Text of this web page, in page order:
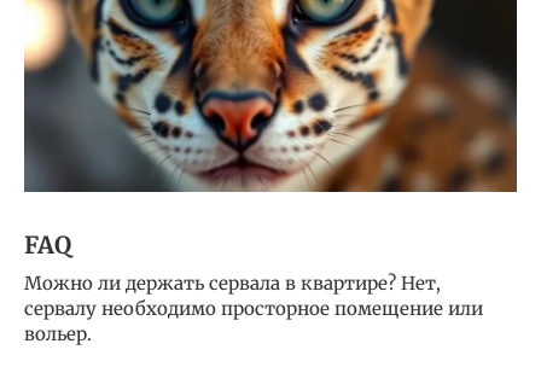
FAQ
Можно ли держать сервала в квартире? Нет,
сервалу необходимо просторное помещение или
вольер.